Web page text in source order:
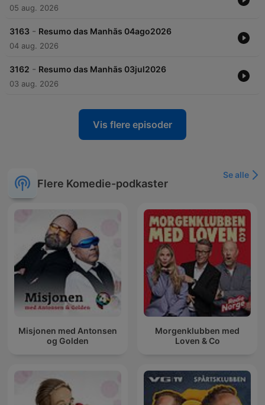
05 aug. 2026
3163 - Resumo das Manhãs 04ago2026
04 aug. 2026
3162 - Resumo das Manhãs 03jul2026
03 aug. 2026
Vis flere episoder
Flere Komedie-podkaster
Se alle
Misjonen med Antonsen
og Golden
Morgenklubben med
Loven & Co